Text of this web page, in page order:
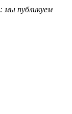
: мы публикуем